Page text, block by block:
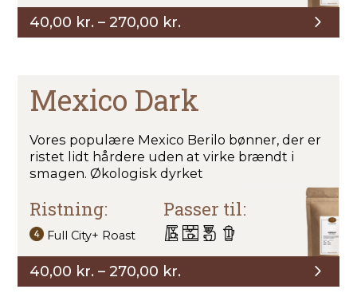
40,00 kr. – 270,00 kr.Prisinterval:
40,00 kr.
Mexico Dark
Vores populære Mexico Berilo bønner, der er
ristet lidt hårdere uden at virke brændt i
smagen. Økologisk dyrket
Ristning:
Full City+ Roast
Passer til:
40,00 kr. – 270,00 kr.Prisinterval:
40,00 kr.